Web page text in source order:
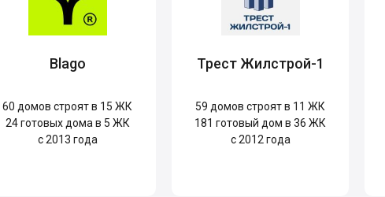
Blago
60 домов строят в 15 ЖК
24готовых дома в 5 ЖК
с 2013 года
Трест Жилстрой-1
59 домов строят в 11 ЖК
181 готовый дом в 36 ЖК
с 2012 года